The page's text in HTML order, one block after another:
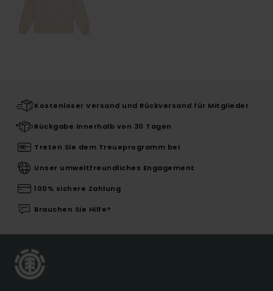
Kostenloser Versand und Rückversand für Mitglieder
Rückgabe innerhalb von 30 Tagen
Treten Sie dem Treueprogramm bei
Unser umweltfreundliches Engagement
100% sichere Zahlung
Brauchen Sie Hilfe?